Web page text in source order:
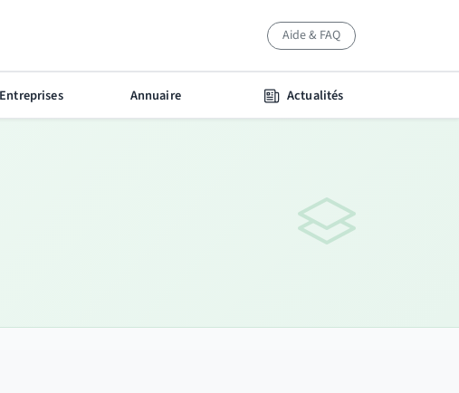
Aide & FAQ
Annuaire Actualités